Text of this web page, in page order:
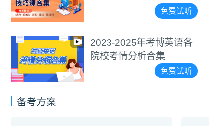
免费试听
2023-2025年考博英语各
院校考情分析合集
免费试听
备考方案